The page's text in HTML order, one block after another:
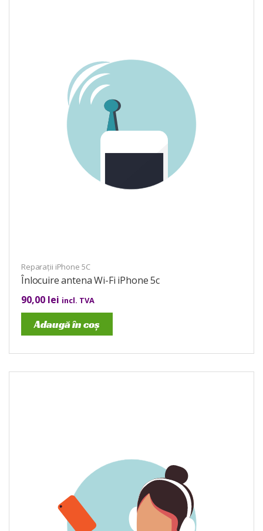
Reparații iPhone 5C
Înlocuire antena Wi-Fi iPhone 5c
90,00 lei incl. TVA
Adaugă în coș